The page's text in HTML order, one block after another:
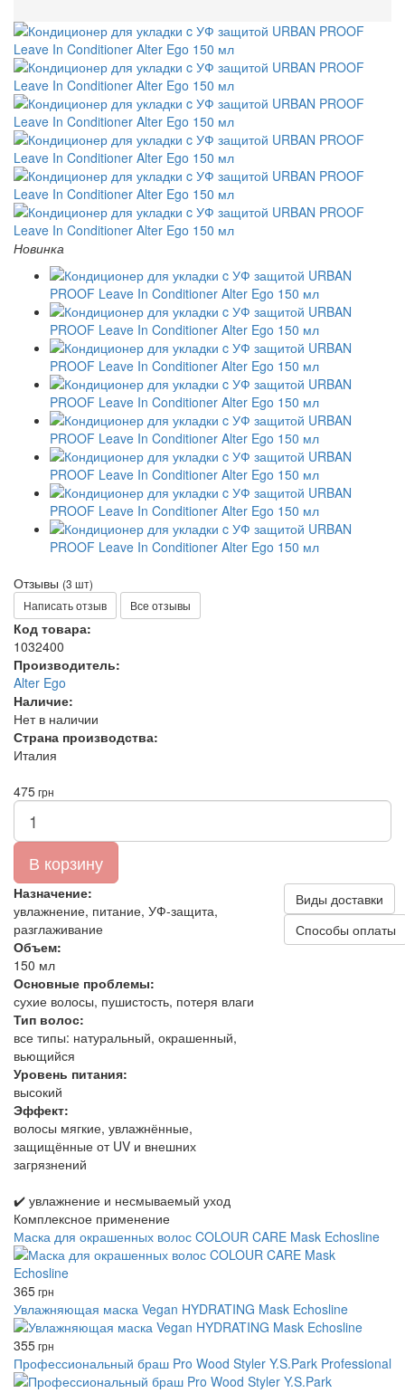
Новинка
Отзывы (3 шт)
Написать отзыв
Все отзывы
Код товара:
1032400
Производитель:
Alter Ego
Наличие:
Нет в наличии
Страна производства:
Италия
475грн
В корзину
Назначение:
увлажнение, питание, УФ-защита,
разглаживание
Объем:
150 мл
Основные проблемы:
сухие волосы, пушистость, потеря влаги
Тип волос:
все типы: натуральный, окрашенный,
вьющийся
Уровень питания:
высокий
Эффект:
волосы мягкие, увлажнённые,
защищённые от UV и внешних
загрязнений
Виды доставки
Способы оплаты
✔️ увлажнение и несмываемый уход
Комплексное применение
Маска для окрашенных волос COLOUR CARE Mask Echosline
365грн
Увлажняющая маска Vegan HYDRATING Mask Echosline
355грн
Профессиональный браш Pro Wood Styler Y.S.Park Professional